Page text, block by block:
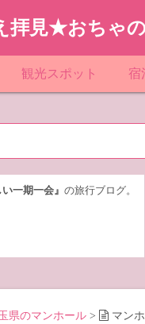
拝見★おちゃ
観光スポット
遊び・体験
宿
ス
シ
一期一会』 の旅行ブログ。
県のマンホール >
マン